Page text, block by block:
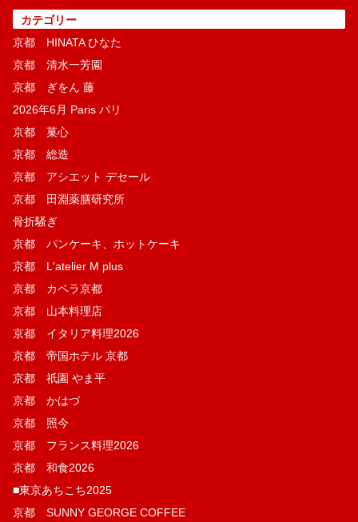
カテゴリー
京都 HINATA ひなた
京都 清水一芳園
京都 ぎをん 藤
2026年6月 Paris パリ
京都 菓​心
京都 総造
京都 アシエット デセール
京都 田淵薬膳研究所
骨折騒ぎ
京都 パンケーキ、ホットケーキ
京都 L'atelier M plus
京都 カペラ京都
京都 山本料理店
京都 イタリア料理2026
京都 帝国ホテル 京都
京都 祇園 やま平
京都 かはづ
京都 照今
京都 フランス料理2026
京都 和食2026
■東京あちこち2025
京都 SUNNY GEORGE COFFEE